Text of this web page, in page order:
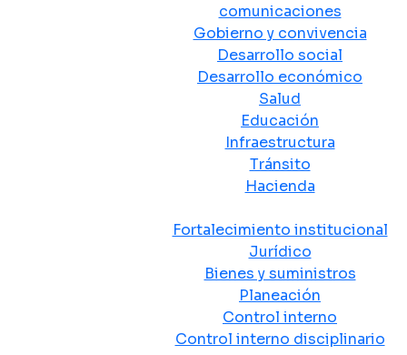
comunicaciones
Gobierno y convivencia
Desarrollo social
Desarrollo económico
Salud
Educación
Infraestructura
Tránsito
Hacienda
Fortalecimiento institucional
Jurídico
Bienes y suministros
Planeación
Control interno
Control interno disciplinario